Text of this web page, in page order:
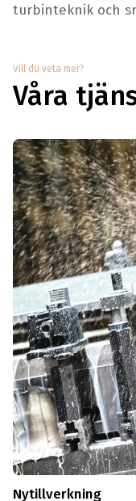
turbinteknik och
Vill du veta mer?
Våra
Nytillverkning